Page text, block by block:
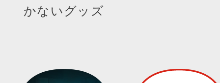
かないグッズ